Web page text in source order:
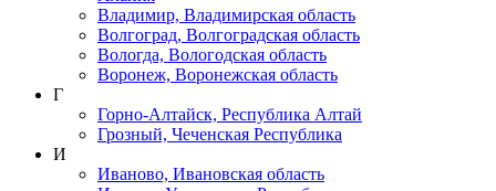
Владимир, Владимирская область
Волгоград, Волгоградская область
Вологда, Вологодская область
Воронеж, Воронежская область
Г
Горно-Алтайск, Республика Алтай
Грозный, Чеченская Республика
И
Иваново, Ивановская область